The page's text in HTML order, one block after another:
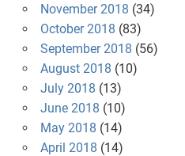
November 2018 (34)
October 2018 (83)
September 2018 (56)
August 2018 (10)
July 2018 (13)
June 2018 (10)
May 2018 (14)
April 2018 (14)